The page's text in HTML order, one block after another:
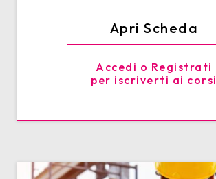
Apri Scheda
Accedi o Registrati
per iscriverti ai corsi